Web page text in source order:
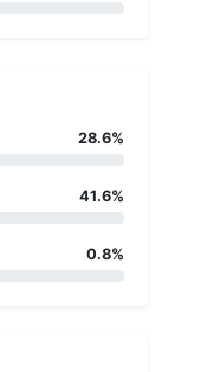
28.6%
41.6%
0.8%